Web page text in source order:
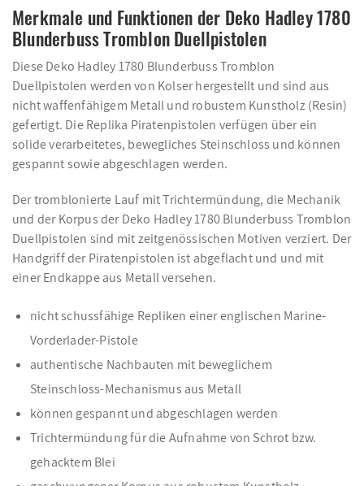
Merkmale und Funktionen der Deko Hadley 1780
Blunderbuss Tromblon Duellpistolen
Diese Deko Hadley 1780 Blunderbuss Tromblon
Duellpistolen werden von Kolser hergestellt und sind aus
nicht waffenfähigem Metall und robustem Kunstholz (Resin)
gefertigt. Die Replika Piratenpistolen verfügen über ein
solide verarbeitetes, bewegliches Steinschloss und können
gespannt sowie abgeschlagen werden.
Der tromblonierte Lauf mit Trichtermündung, die Mechanik
und der Korpus der Deko Hadley 1780 Blunderbuss Tromblon
Duellpistolen sind mit zeitgenössischen Motiven verziert. Der
Handgriff der Piratenpistolen ist abgeflacht und und mit
einer Endkappe aus Metall versehen.
nicht schussfähige Repliken einer englischen Marine-
Vorderlader-Pistole
authentische Nachbauten mit beweglichem
Steinschloss-Mechanismus aus Metall
können gespannt und abgeschlagen werden
Trichtermündung für die Aufnahme von Schrot bzw.
gehacktem Blei